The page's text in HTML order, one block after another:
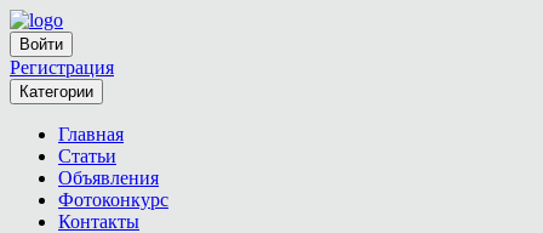
Войти
Регистрация
Категории
Главная
Статьи
Объявления
Фотоконкурс
Контакты